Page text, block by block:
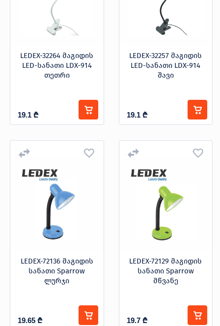
LEDEX-32264 მაგიდის
LED-სანათი LDX-914
თეთრი
19.1 ₾
LEDEX-32257 მაგიდის
LED-სანათი LDX-914
შავი
19.1 ₾
LEDEX-72136 მაგიდის
სანათი Sparrow
ლურჯი
19.65 ₾
LEDEX-72129 მაგიდის
სანათი Sparrow
მწვანე
19.7 ₾
პროდუქცია
შეთავაზებები ბრენდები
ქსელები